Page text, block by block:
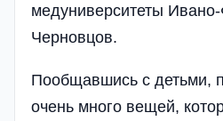
медуниверситеты
Черновцов.
Пообщавшись с детьми,
очень много вещей,